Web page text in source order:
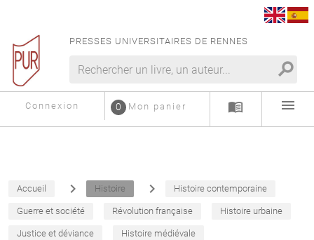
PRESSES UNIVERSITAIRES DE RENNES
search
Connexion Mon panier
0 menu_book menu
Accueil navigate_next Histoire navigate_next Histoire contemporaine
Guerre et société Révolution française Histoire urbaine
Justice et déviance Histoire médiévale